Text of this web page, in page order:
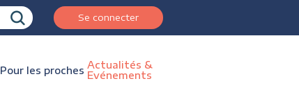
Se connecter
Pour les proches Actualités &
Evénements